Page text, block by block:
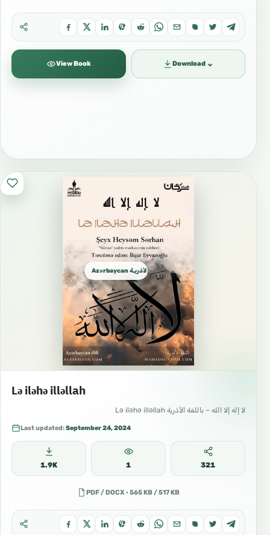
View Book Download ⌄
Azərbaycan الأذريـة Azeri
Lə iləhə illəllah
لا إله إلا الله – باللغة الأذرية Lə iləhə illəllah
Last updated:September 24, 2024
1.9K 1 321
PDF / DOCX · 565 KB / 517 KB